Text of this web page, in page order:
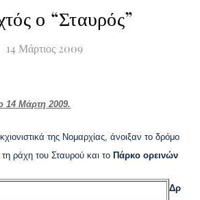
ο “Σταυρός”
14 Μάρτιος 2009
14 Μάρτη 2009.
της Νομαρχίας, άνοιξαν το δρόμο
ράχη του Σταυρού και τοΠάρκο ορεινών
Δρ